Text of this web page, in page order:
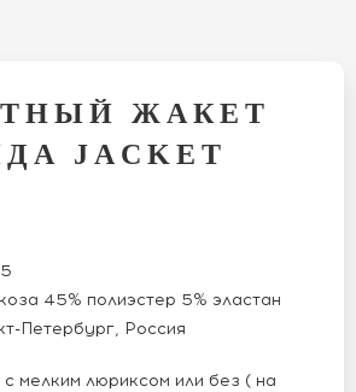
ЖАКЕТ
JACKET
45% полиэстер 5% эластан
Петербург, Россия
мелким люриксом или без ( на